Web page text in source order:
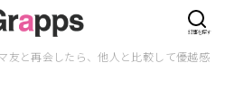
友と再会したら、他人と比較して優越感